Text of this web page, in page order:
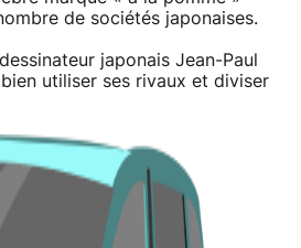
de sociétés japonaises.
japonais Jean-Paul
utiliser ses rivaux et diviser